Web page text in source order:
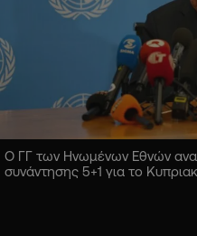
Ο ΓΓ των Ηνωμένων Εθνών
συνάντησης 5+1 για το